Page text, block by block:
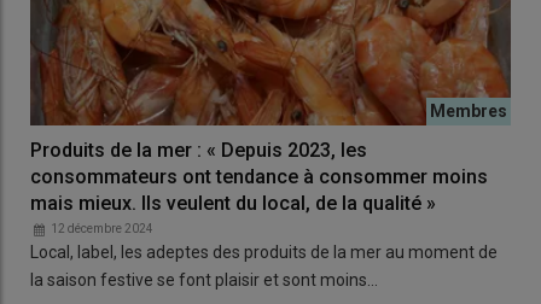
Produits de la mer : « Depuis 2023, les
consommateurs ont tendance à consommer moins
mais mieux. Ils veulent du local, de la qualité »
12 décembre 2024
Local, label, les adeptes des produits de la mer au moment de
la saison festive se font plaisir et sont moins…